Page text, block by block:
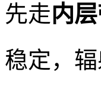
先走内
稳定，